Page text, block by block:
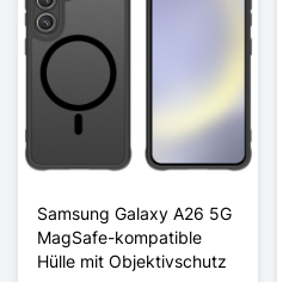
Samsung Galaxy A26 5G
MagSafe-kompatible
Hülle mit Objektivschutz